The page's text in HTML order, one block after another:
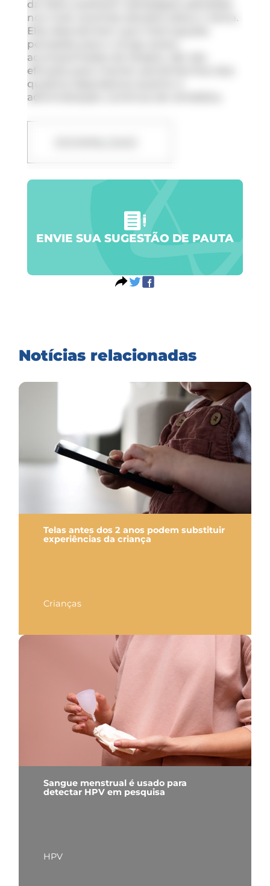
da Itália avaliaram estratégias adotadas
nos mais recentes estudos sobre o tema.
Eles descobriram que interrupções
pensadas para o longo prazo,
acompanhadas de terapia, são tão
eficazes para manter pacientes fora dos
quadros depressivos quanto a
administração contínua de remédios.
ENVIE SUA SUGESTÃO DE PAUTA
Notícias relacionadas
Telas antes dos 2 anos podem substituir
experiências da criança
Crianças
Sangue menstrual é usado para
detectar HPV em pesquisa
HPV